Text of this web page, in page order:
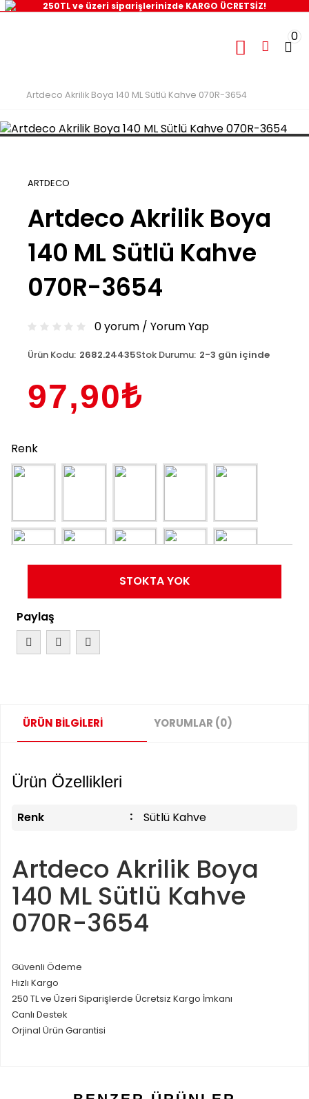
250TL ve üzeri siparişlerinizde KARGO ÜCRETSİZ!
0
Artdeco Akrilik Boya 140 ML Sütlü Kahve 070R-3654
ARTDECO
Artdeco Akrilik Boya
140 ML Sütlü Kahve
070R-3654
0 yorum/ Yorum Yap
Ürün Kodu: 2682.24435Stok Durumu: 2-3 gün içinde
97,90₺
Renk
STOKTA YOK
Paylaş
ÜRÜN BİLGİLERİ YORUMLAR (0)
Ürün Özellikleri
Renk Sütlü Kahve
Artdeco Akrilik Boya
140 ML Sütlü Kahve
070R-3654
Güvenli Ödeme
Hızlı Kargo
250 TL ve Üzeri Siparişlerde Ücretsiz Kargo İmkanı
Canlı Destek
Orjinal Ürün Garantisi